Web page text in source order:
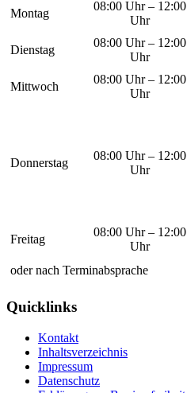
Montag
08:00 Uhr – 12:00
Uhr
Dienstag
08:00 Uhr – 12:00
Uhr
Mittwoch
08:00 Uhr – 12:00
Uhr
Donnerstag
08:00 Uhr – 12:00
Uhr
Freitag
08:00 Uhr – 12:00
Uhr
oder nach Terminabsprache
Quicklinks
Kontakt
Inhaltsverzeichnis
Impressum
Datenschutz